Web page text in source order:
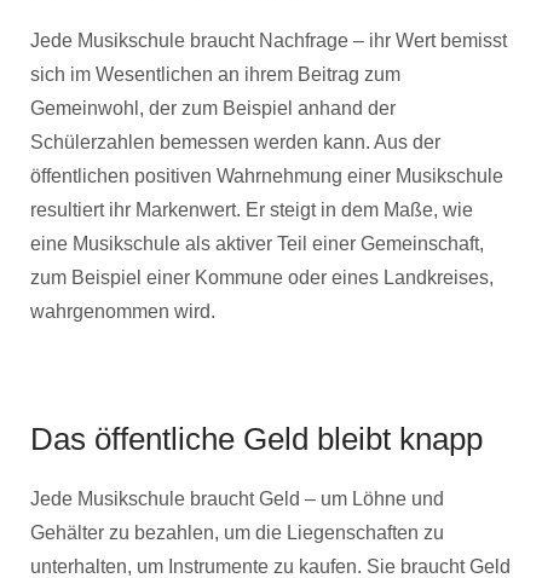
Jede Musikschule braucht Nachfrage – ihr Wert bemisst
sich im Wesentlichen an ihrem Beitrag zum
Gemeinwohl, der zum Beispiel anhand der
Schülerzahlen bemessen werden kann. Aus der
öffentlichen positiven Wahrnehmung einer Musikschule
resultiert ihr Markenwert. Er steigt in dem Maße, wie
eine Musikschule als aktiver Teil einer Gemeinschaft,
zum Beispiel einer Kommune oder eines Landkreises,
wahrgenommen wird.
Das öffentliche Geld bleibt knapp
Jede Musikschule braucht Geld – um Löhne und
Gehälter zu bezahlen, um die Liegenschaften zu
unterhalten, um Instrumente zu kaufen. Sie braucht Geld